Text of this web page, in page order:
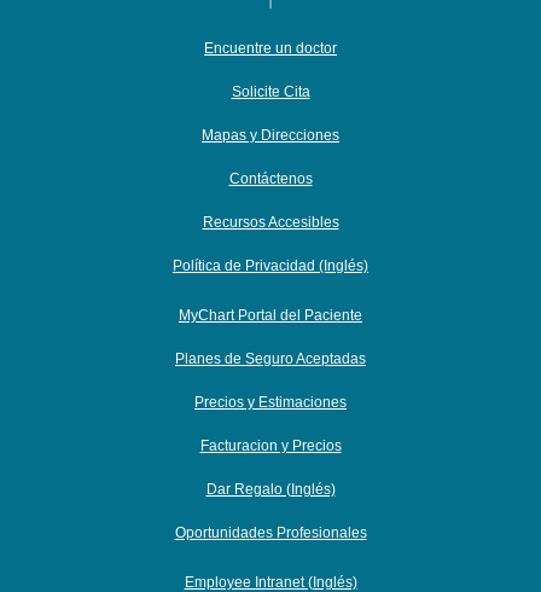
Encuentre un doctor
Solicite Cita
Mapas y Direcciones
Contáctenos
Recursos Accesibles
Política de Privacidad (Inglés)
MyChart Portal del Paciente
Planes de Seguro Aceptadas
Precios y Estimaciones
Facturacion y Precios
Dar Regalo (Inglés)
Oportunidades Profesionales
Employee Intranet (Inglés)